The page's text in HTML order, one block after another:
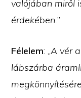
valójában miről
érdekében.”
Félelem: „A vér
lábszárba